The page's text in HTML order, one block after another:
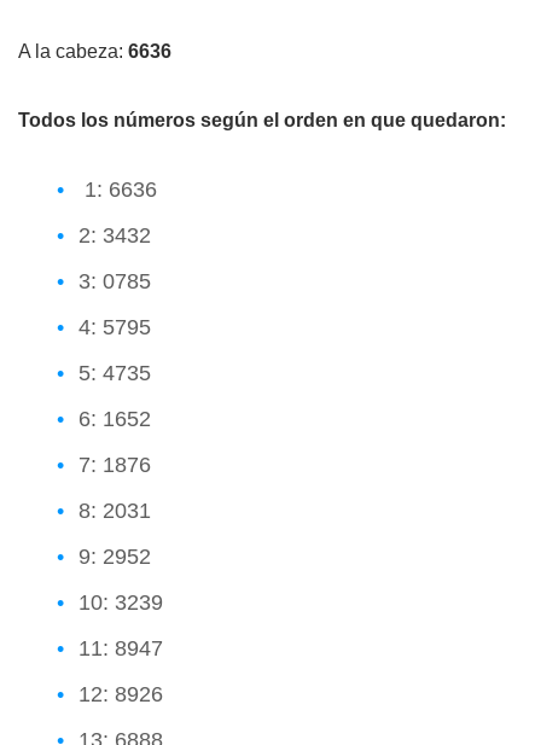
A la cabeza: 6636
Todos los números según el orden en que quedaron:
1: 6636
2: 3432
3: 0785
4: 5795
5: 4735
6: 1652
7: 1876
8: 2031
9: 2952
10: 3239
11: 8947
12: 8926